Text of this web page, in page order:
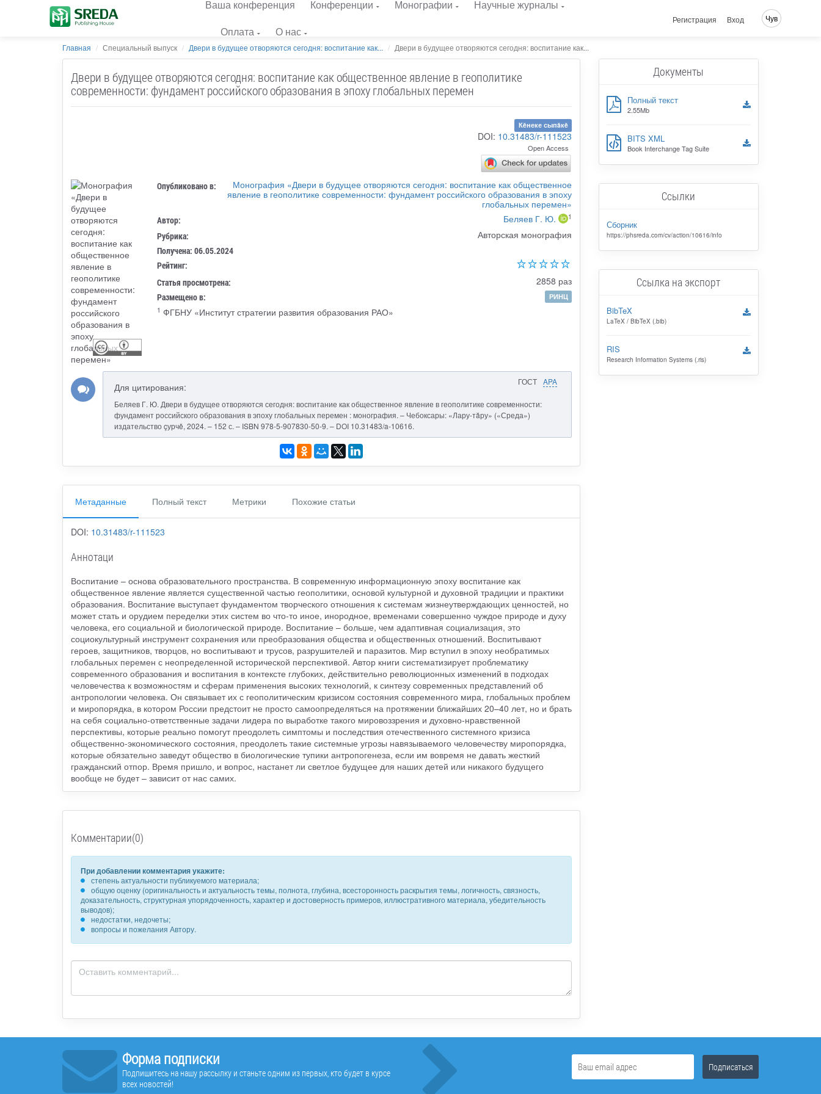
Ваша конференция Конференции Монографии
Научные журналы
Оплата
О нас
Регистрация Вход Чув
Главная Специальный выпуск Двери в будущее отворяются сегодня: воспитание как... Двери в будущее отворяются сегодня: воспитание как...
Двери в будущее отворяются сегодня: воспитание как общественное явление в геополитике
современности: фундамент российского образования в эпоху глобальных перемен
Кĕнеке сыпăкĕ
DOI: 10.31483/r-111523
Open Access
Опубликовано в:
Монография «Двери в будущее отворяются сегодня: воспитание как общественное
явление в геополитике современности: фундамент российского образования в эпоху
глобальных перемен»
Автор: Беляев Г. Ю. 1
Рубрика: Авторская монография
Получена: 06.05.2024
Рейтинг:
Статья просмотрена:
2858 раз
Размещено в:
РИНЦ
1 ФГБНУ «Институт стратегии развития образования РАО»
ГОСТ APA
Для цитирования:
Беляев Г. Ю. Двери в будущее отворяются сегодня: воспитание как общественное явление в геополитике современности:
фундамент российского образования в эпоху глобальных перемен : монография. – Чебоксары: «Лару-тăру» («Среда»)
издательство çурчě, 2024. – 152 с. – ISBN 978-5-907830-50-9. – DOI 10.31483/a-10616.
Метаданные Полный текст Метрики Похожие статьи
DOI: 10.31483/r-111523
Аннотаци
Воспитание – основа образовательного пространства. В современную информационную эпоху воспитание как
общественное явление является существенной частью геополитики, основой культурной и духовной традиции и практики
образования. Воспитание выступает фундаментом творческого отношения к системам жизнеутверждающих ценностей, но
может стать и орудием переделки этих систем во что-то иное, инородное, временами совершенно чуждое природе и духу
человека, его социальной и биологической природе. Воспитание – больше, чем адаптивная социализация, это
социокультурный инструмент сохранения или преобразования общества и общественных отношений. Воспитывают
героев, защитников, творцов, но воспитывают и трусов, разрушителей и паразитов. Мир вступил в эпоху необратимых
глобальных перемен с неопределенной исторической перспективой. Автор книги систематизирует проблематику
современного образования и воспитания в контексте глубоких, действительно революционных изменений в подходах
человечества к возможностям и сферам применения высоких технологий, к синтезу современных представлений об
антропологии человека. Он связывает их с геополитическим кризисом состояния современного мира, глобальных проблем
и миропорядка, в котором России предстоит не просто самоопределяться на протяжении ближайших 20–40 лет, но и брать
на себя социально-ответственные задачи лидера по выработке такого мировоззрения и духовно-нравственной
перспективы, которые реально помогут преодолеть симптомы и последствия отечественного системного кризиса
общественно-экономического состояния, преодолеть такие системные угрозы навязываемого человечеству миропорядка,
которые обязательно заведут общество в биологические тупики антропогенеза, если им вовремя не давать жесткий
гражданский отпор. Время пришло, и вопрос, настанет ли светлое будущее для наших детей или никакого будущего
вообще не будет – зависит от нас самих.
Комментарии(0)
При добавлении комментария укажите:
степень актуальности публикуемого материала;
общую оценку (оригинальность и актуальность темы, полнота, глубина, всесторонность раскрытия темы, логичность, связность,
доказательность, структурная упорядоченность, характер и достоверность примеров, иллюстративного материала, убедительность
выводов);
недостатки, недочеты;
вопросы и пожелания Автору.
Документы
Полный текст
2.55Mb
BITS XML
Book Interchange Tag Suite
Ссылки
Сборник
https://phsreda.com/cv/action/10616/info
Ссылка на экспорт
BibTeX
LaTeX / BibTeX (.bib)
RIS
Research Information Systems (.ris)
Форма подписки
Подпишитесь на нашу рассылку и станьте одним из первых, кто будет в курсе
всех новостей!